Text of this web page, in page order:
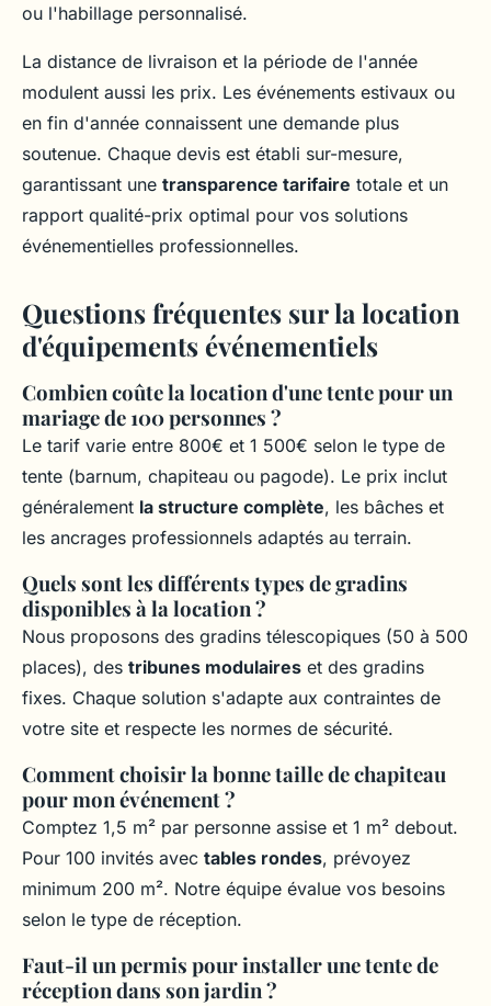
ou l'habillage personnalisé.
La distance de livraison et la période de l'année
modulent aussi les prix. Les événements estivaux ou
en fin d'année connaissent une demande plus
soutenue. Chaque devis est établi sur-mesure,
garantissant une transparence tarifaire totale et un
rapport qualité-prix optimal pour vos solutions
événementielles professionnelles.
Questions fréquentes sur la location
d'équipements événementiels
Combien coûte la location d'une tente pour un
mariage de 100 personnes ?
Le tarif varie entre 800€ et 1 500€ selon le type de
tente (barnum, chapiteau ou pagode). Le prix inclut
généralement la structure complète, les bâches et
les ancrages professionnels adaptés au terrain.
Quels sont les différents types de gradins
disponibles à la location ?
Nous proposons des gradins télescopiques (50 à 500
places), des tribunes modulaires et des gradins
fixes. Chaque solution s'adapte aux contraintes de
votre site et respecte les normes de sécurité.
Comment choisir la bonne taille de chapiteau
pour mon événement ?
Comptez 1,5 m² par personne assise et 1 m² debout.
Pour 100 invités avec tables rondes, prévoyez
minimum 200 m². Notre équipe évalue vos besoins
selon le type de réception.
Faut-il un permis pour installer une tente de
réception dans son jardin ?